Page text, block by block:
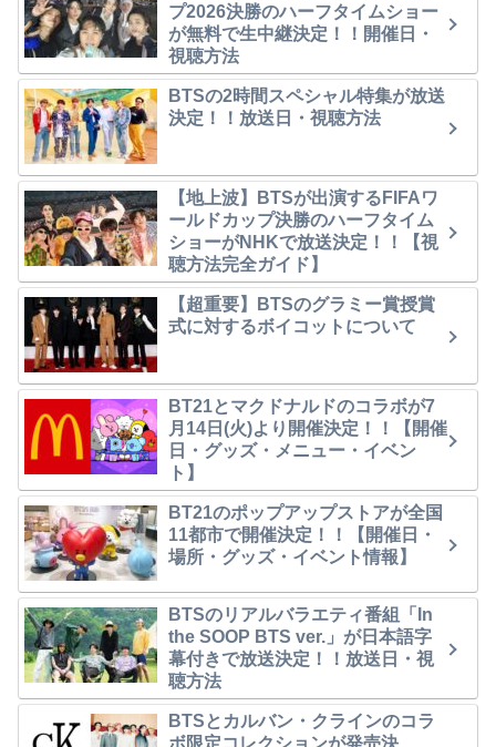
プ2026決勝のハーフタイムショー
が無料で生中継決定！！開催日・
視聴方法
BTSの2時間スペシャル特集が放送
決定！！放送日・視聴方法
【地上波】BTSが出演するFIFAワ
ールドカップ決勝のハーフタイム
ショーがNHKで放送決定！！【視
聴方法完全ガイド】
【超重要】BTSのグラミー賞授賞
式に対するボイコットについて
BT21とマクドナルドのコラボが7
月14日(火)より開催決定！！【開催
日・グッズ・メニュー・イベン
ト】
BT21のポップアップストアが全国
11都市で開催決定！！【開催日・
場所・グッズ・イベント情報】
BTSのリアルバラエティ番組「In
the SOOP BTS ver.」が日本語字
幕付きで放送決定！！放送日・視
聴方法
BTSとカルバン・クラインのコラ
ボ限定コレクションが発売決